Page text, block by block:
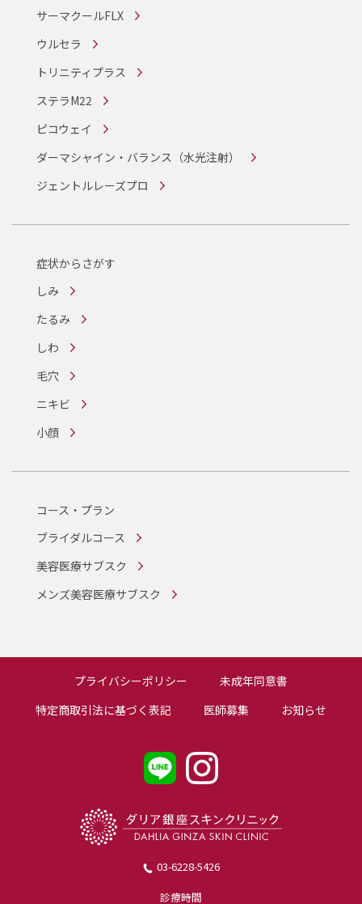
サーマクールFLX
ウルセラ
トリニティプラス
ステラM22
ピコウェイ
ダーマシャイン・バランス （水光注射）
ジェントルレーズプロ
症状からさがす
しみ
たるみ
しわ
毛穴
ニキビ
小顔
コース・プラン
ブライダルコース
美容医療サブスク
メンズ美容医療サブスク
プライバシーポリシー
未成年同意書
特定商取引法に基づく表記
医師募集 お知らせ
03-6228-5426
診療時間